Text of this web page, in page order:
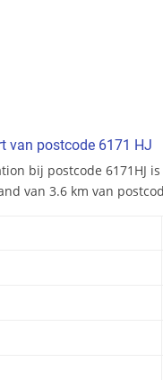
van postcode 6171 HJ
bij postcode 6171HJ is
van 3.6 km van